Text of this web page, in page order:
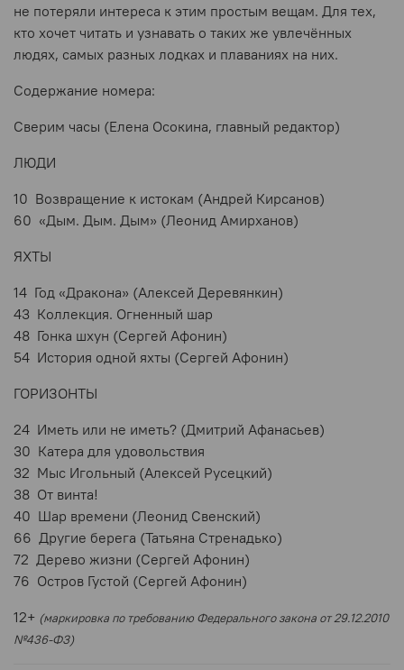
не потеряли интереса к этим простым вещам. Для тех,
кто хочет читать и узнавать о таких же увлечённых
людях, самых разных лодках и плаваниях на них.
Содержание номера:
Сверим часы (Елена Осокина, главный редактор)
ЛЮДИ
10 Возвращение к истокам (Андрей Кирсанов)
60 «Дым. Дым. Дым» (Леонид Амирханов)
ЯХТЫ
14 Год «Дракона» (Алексей Деревянкин)
43 Коллекция. Огненный шар
48 Гонка шхун (Сергей Афонин)
54 История одной яхты (Сергей Афонин)
ГОРИЗОНТЫ
24 Иметь или не иметь? (Дмитрий Афанасьев)
30 Катера для удовольствия
32 Мыс Игольный (Алексей Русецкий)
38 От винта!
40 Шар времени (Леонид Свенский)
66 Другие берега (Татьяна Стренадько)
72 Дерево жизни (Сергей Афонин)
76 Остров Густой (Сергей Афонин)
12+ (маркировка по требованию Федерального закона от 29.12.2010
№436-ФЗ)